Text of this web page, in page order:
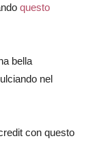
questo
bella
nel
con questo